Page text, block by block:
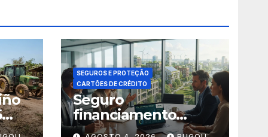
SEGUROS E PROTEÇÃO
CARTÕES DE CRÉDITO
Seguro
financiamento
climático: 5